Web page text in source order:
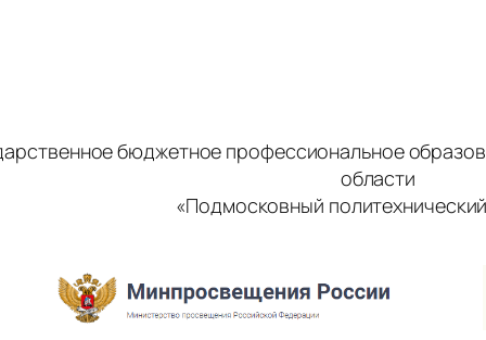
бюджетное профессиональное
области
«Подмосковный